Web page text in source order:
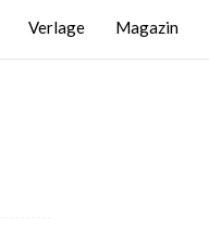
Verlage Magazin